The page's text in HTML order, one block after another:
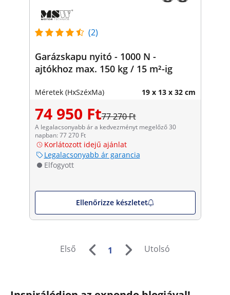
(2)
Garázskapu nyitó - 1000 N -
ajtókhoz max. 150 kg / 15 m²-ig
Méretek (HxSzéxMa) 19 x 13 x 32 cm
74 950 Ft77 270 Ft
A legalacsonyabb ár a kedvezményt megelőző 30
napban: 77 270 Ft
Korlátozott idejű ajánlat
Legalacsonyabb ár garancia
Elfogyott
Ellenőrizze készletet
Első 1 Utolsó